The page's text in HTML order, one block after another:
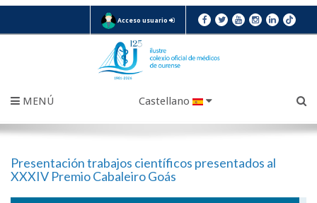
Acceso usuario
MENÚ Castellano
Presentación trabajos científicos presentados al
XXXIV Premio Cabaleiro Goás